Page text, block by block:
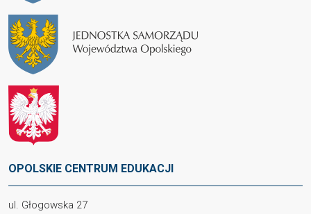
OPOLSKIE CENTRUM EDUKACJI
ul. Głogowska 27